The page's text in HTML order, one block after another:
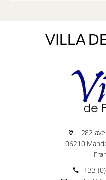
VILLA
282
06210
+33